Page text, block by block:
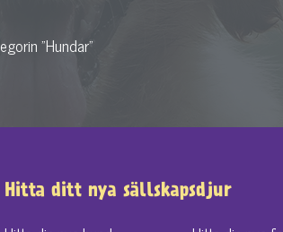
"Hundar"
Hitta ditt nya sällskapsdjur